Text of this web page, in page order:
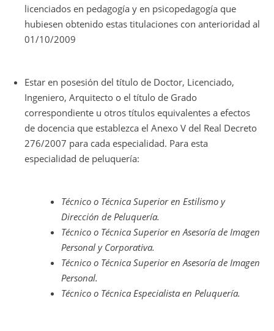
licenciados en pedagogía y en psicopedagogía que
hubiesen obtenido estas titulaciones con anterioridad al
01/10/2009
Estar en posesión del título de Doctor, Licenciado,
Ingeniero, Arquitecto o el título de Grado
correspondiente u otros títulos equivalentes a efectos
de docencia que establezca el Anexo V del Real Decreto
276/2007 para cada especialidad. Para esta
especialidad de peluquería:
Técnico o Técnica Superior en Estilismo y
Dirección de Peluquería.
Técnico o Técnica Superior en Asesoría de Imagen
Personal y Corporativa.
Técnico o Técnica Superior en Asesoría de Imagen
Personal.
Técnico o Técnica Especialista en Peluquería.